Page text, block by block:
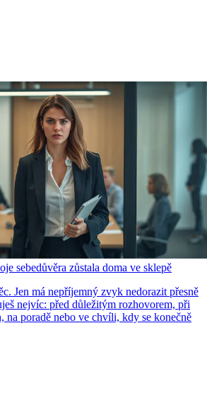
sebedůvěra zůstala doma ve sklepě
Jen má nepříjemný zvyk nedorazit přesně
nejvíc: před důležitým rozhovorem, při
na poradě nebo ve chvíli, kdy se konečně